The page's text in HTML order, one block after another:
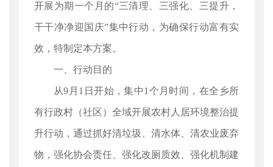
开展为期一个月的“三清理、三强化、三提升，
干干净净迎国庆”集中行动，为确保行动富有实
效，特制定本方案。
一、行动目的
从9月1日开始，集中1个月时间，在全乡所
有行政村（社区）全域开展农村人居环境整治提
升行动，通过抓好清垃圾、清水体、清农业废弃
物，强化协会责任、强化改厕质效、强化机制建